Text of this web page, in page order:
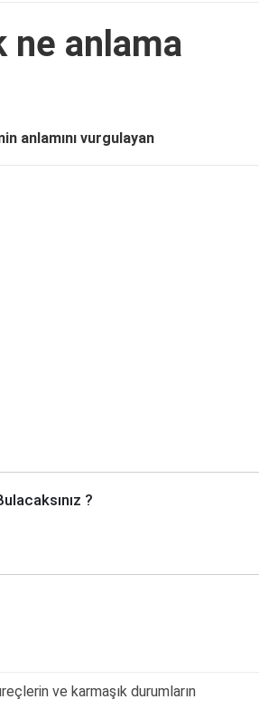
ne anlama
anlamını vurgulayan
?
ve karmaşık durumların